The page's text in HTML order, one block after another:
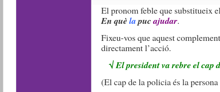
El pronom feble que substitueix
En què lapucajudar.
Fixeu-vos que aquest
directament l’acció.
√El president va rebre el cap
(El cap de la policia és la